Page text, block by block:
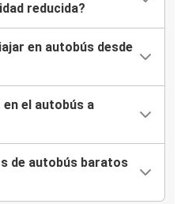
reducida?
en autobús desde
el autobús a
de autobús baratos